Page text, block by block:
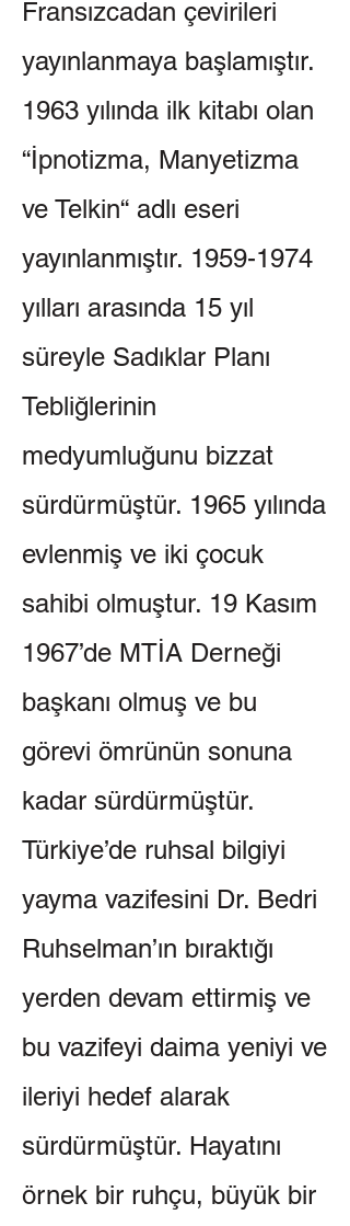
Fransızcadan çevirileri
yayınlanmaya başlamıştır.
1963 yılında ilk kitabı olan
“İpnotizma, Manyetizma
ve Telkin“ adlı eseri
yayınlanmıştır. 1959-1974
yılları arasında 15 yıl
süreyle Sadıklar Planı
Tebliğlerinin
medyumluğunu bizzat
sürdürmüştür. 1965 yılında
evlenmiş ve iki çocuk
sahibi olmuştur. 19 Kasım
1967’de MTİA Derneği
başkanı olmuş ve bu
görevi ömrünün sonuna
kadar sürdürmüştür.
Türkiye’de ruhsal bilgiyi
yayma vazifesini Dr. Bedri
Ruhselman’ın bıraktığı
yerden devam ettirmiş ve
bu vazifeyi daima yeniyi ve
ileriyi hedef alarak
sürdürmüştür. Hayatını
örnek bir ruhçu, büyük bir